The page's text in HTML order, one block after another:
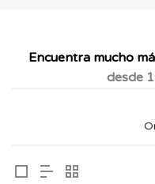
Encuentra mucho
desde